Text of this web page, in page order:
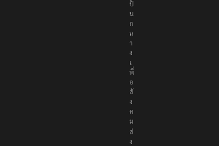
เ
ป็
น
ก
ล
า
ง
เ
พื่
อ
สั
ง
ค
ม
ส่